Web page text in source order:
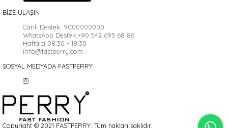
BİZE ULAŞIN
Canlı Destek: 9000000000
WhatsApp Destek:+90 542 693 68 86
Haftaiçi 08:30 - 18:30
info@fastperry.com
SOSYAL MEDYADA FASTPERRY
Copyright © 2021 FASTPERRY. Tüm hakları saklıdır.